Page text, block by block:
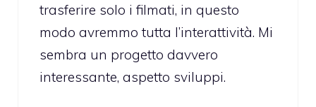
trasferire solo i filmati, in questo
modo avremmo tutta l’interattività. Mi
sembra un progetto davvero
interessante, aspetto sviluppi.